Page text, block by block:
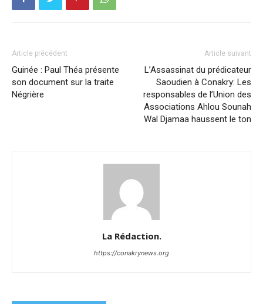
Article précédent
Guinée : Paul Théa présente
son document sur la traite
Négrière
Article suivant
L’Assassinat du prédicateur
Saoudien à Conakry: Les
responsables de l’Union des
Associations Ahlou Sounah
Wal Djamaa haussent le ton
La Rédaction.
https://conakrynews.org